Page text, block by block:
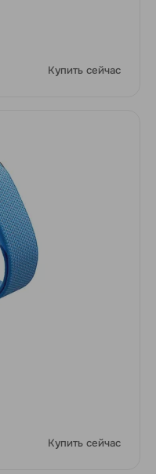
Купить сейчас
Купить сейчас